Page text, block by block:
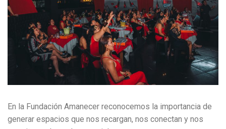
En la Fundación Amanecer reconocemos la importancia de
generar espacios que nos recargan, nos conectan y nos